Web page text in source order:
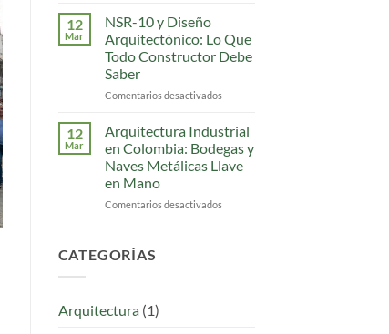
Locales
en
Colombia
Diseño,
Estilos
y
2026
12
Mar
NSR-10 y Diseño
Arquitectónico: Lo Que
Todo Constructor Debe
Saber
Comentarios desactivadosen
10
Diseño
Arquitectónico:
12
Mar
Arquitectura Industrial
en Colombia: Bodegas y
Naves Metálicas Llave
en Mano
Comentarios desactivadosen
CATEGORÍAS
Arquitectura(1)